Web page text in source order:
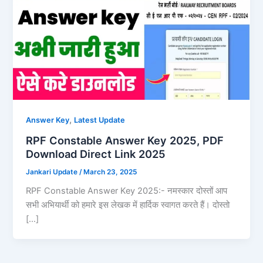
Answer Key, Latest Update
RPF Constable Answer Key 2025, PDF
Download Direct Link 2025
Jankari Update /March 23, 2025
RPF Constable Answer Key 2025:- नमस्कार दोस्तों आप
सभी अभियार्थी को हमारे इस लेखक में हार्दिक स्वागत करते हैं। दोस्तो
[…]